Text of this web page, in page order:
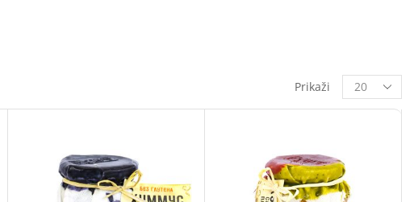
Prikaži